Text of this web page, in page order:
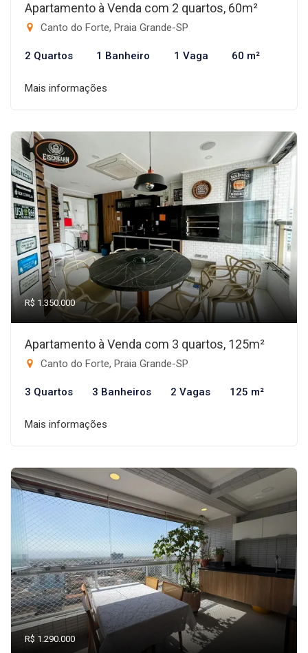
Apartamento à Venda com 2 quartos, 60m²
Canto do Forte, Praia Grande-SP
2 Quartos 1 Banheiro 1 Vaga 60 m²
Mais informações
R$ 1.350.000
Apartamento à Venda com 3 quartos, 125m²
Canto do Forte, Praia Grande-SP
3 Quartos 3 Banheiros 2 Vagas 125 m²
Mais informações
R$ 1.290.000